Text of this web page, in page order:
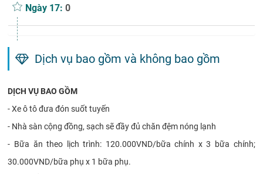
Ngày 17:0
Dịch vụ bao gồm và không bao gồm
DỊCH VỤ BAO GỒM
- Xe ô tô đưa đón suốt tuyến
- Nhà sàn cộng đồng, sạch sẽ đầy đủ chăn đệm nóng lạnh
- Bữa ăn theo lịch trình: 120.000VND/bữa chính x 3 bữa chính;
30.000VND/bữa phụ x 1 bữa phụ.